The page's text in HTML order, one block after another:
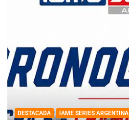
DESTACADA IAME SERIES ARGENTINA